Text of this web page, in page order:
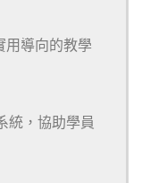
用導向的教學
統，協助學員